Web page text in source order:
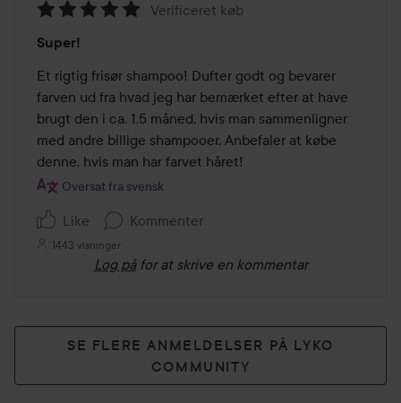
5
ud
af
5
Verificeret køb
Super!
Et rigtig frisør shampoo! Dufter godt og bevarer
farven ud fra hvad jeg har bemærket efter at have
brugt den i ca. 1,5 måned, hvis man sammenligner
med andre billige shampooer. Anbefaler at købe
denne, hvis man har farvet håret!
Oversat fra svensk
Like Kommenter
1443 visninger
Log på for at skrive en kommentar
SE FLERE ANMELDELSER PÅ LYKO
COMMUNITY